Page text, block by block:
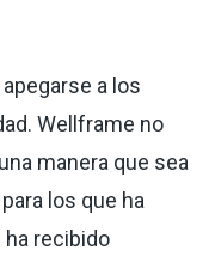
a los
Wellframe no
manera que sea
los que ha
ha recibido